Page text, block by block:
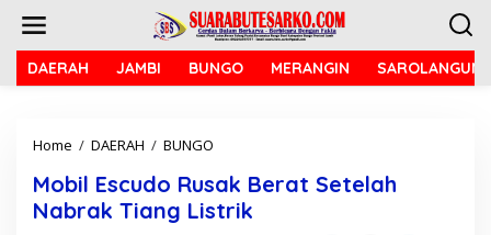
DAERAH JAMBI BUNGO MERANGIN SAROLANGUN
Home / DAERAH / BUNGO
b
i
l
Mobil Escudo Rusak Berat Setelah
Nabrak Tiang Listrik